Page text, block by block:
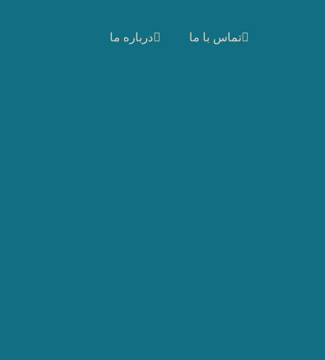
تماس با ما درباره ما